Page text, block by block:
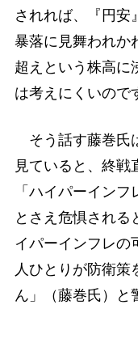
されれば、『円安
暴落に見舞われか
超えという株高に
は考えにくいので
そう話す藤巻氏
見ていると、終戦
「ハイパーイン
とさえ危惧される
イパーインフレの
人ひとりが防衛
ん」（藤巻氏）と